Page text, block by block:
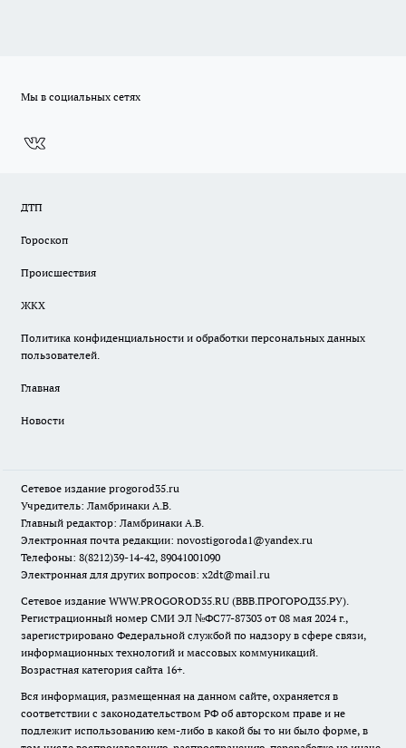
Мы в социальных сетях
ДТП
Гороскоп
Происшествия
ЖКХ
Политика конфиденциальности и обработки персональных данных
пользователей.
Главная
Новости
Сетевое издание progorod35.ru
Учредитель: Ламбринаки А.В.
Главный редактор: Ламбринаки А.В.
Электронная почта редакции: novostigoroda1@yandex.ru
Телефоны: 8(8212)39-14-42, 89041001090
Электронная для других вопросов: x2dt@mail.ru
Сетевое издание WWW.PROGOROD35.RU (ВВВ.ПРОГОРОД35.РУ).
Регистрационный номер СМИ ЭЛ №ФС77-87303 от 08 мая 2024 г.,
зарегистрировано Федеральной службой по надзору в сфере связи,
информационных технологий и массовых коммуникаций.
Возрастная категория сайта 16+.
Вся информация, размещенная на данном сайте, охраняется в
соответствии с законодательством РФ об авторском праве и не
подлежит использованию кем-либо в какой бы то ни было форме, в